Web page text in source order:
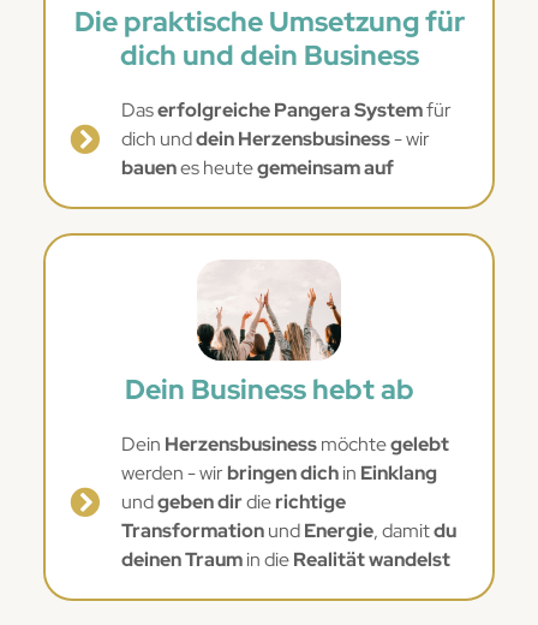
Die praktische Umsetzung für
dich und dein Business
Daserfolgreiche Pangera Systemfür
dich unddein Herzensbusiness- wir
bauenes heutegemeinsam auf
Dein Business hebt ab
Dein Herzensbusinessmöchtegelebt
werden - wirbringen dichin Einklang
undgeben dirdierichtige
TransformationundEnergie, damitdu
deinen Traumin dieRealität wandelst